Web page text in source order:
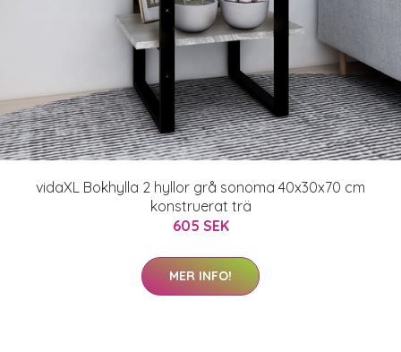
vidaXL Bokhylla 2 hyllor grå sonoma 40x30x70 cm
konstruerat trä
605 SEK
MER INFO!